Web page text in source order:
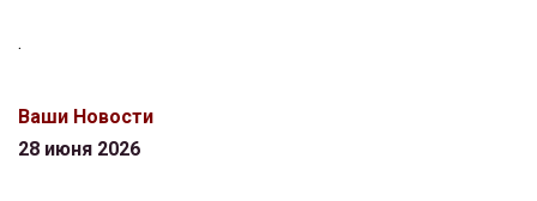
.
Ваши Новости
28 июня 2026